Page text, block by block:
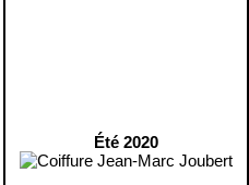
Été 2020